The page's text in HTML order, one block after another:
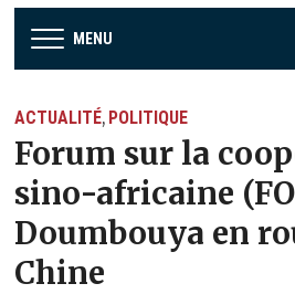
MENU
ACTUALITÉ, POLITIQUE
Forum sur la
sino-africaine
Doumbouya en
Chine